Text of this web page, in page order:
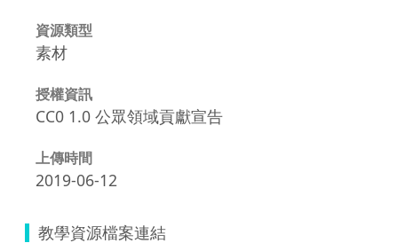
資源類型
素材
授權資訊
CC0 1.0 公眾領域貢獻宣告
上傳時間
2019-06-12
教學資源檔案連結